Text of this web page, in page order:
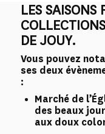
LES SAISONS
DE JOUY.
Vous pouvez
ses deux
:
Marché de
des beaux
aux doux